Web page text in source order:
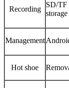
Recording
SD/TF
storage
Management
Hot shoe